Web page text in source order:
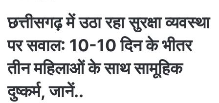
छत्तीसगढ़ में उठा रहा सुरक्षा व्यवस्था
पर सवाल: 10-10 दिन के भीतर
तीन महिलाओं के साथ सामूहिक
दुष्कर्म, जानें..